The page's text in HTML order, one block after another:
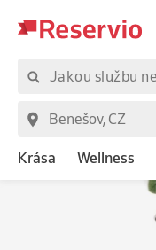
Krása Wellness